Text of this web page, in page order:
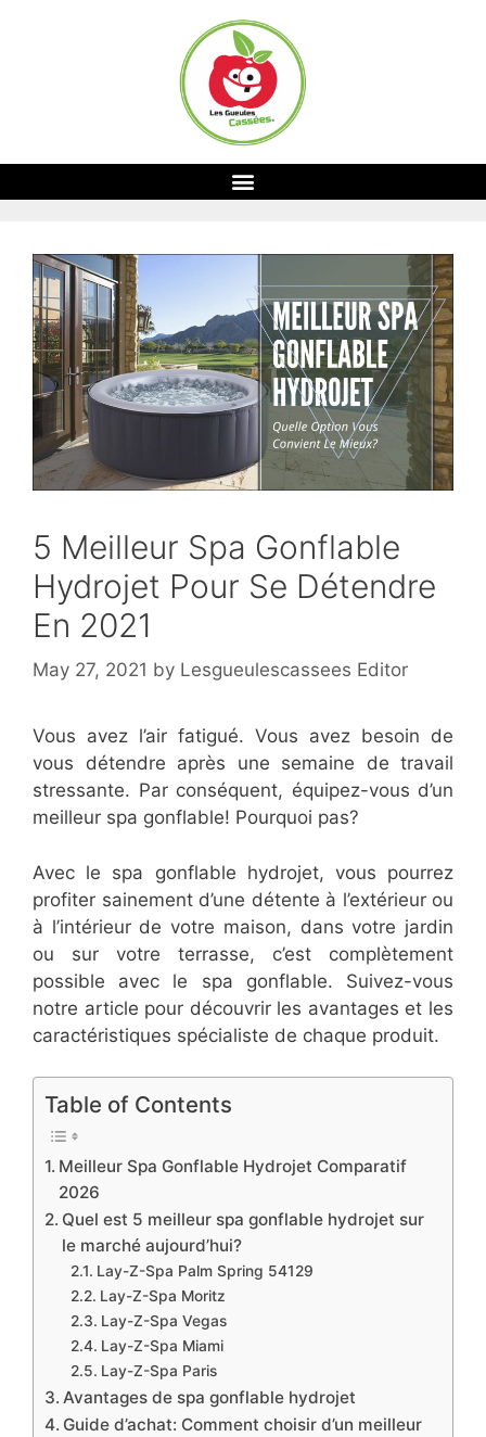
5 Meilleur Spa Gonflable
Hydrojet Pour Se Détendre
En 2021
May 27, 2021 by Lesgueulescassees Editor
Vous avez l’air fatigué. Vous avez besoin de
vous détendre après une semaine de travail
stressante. Par conséquent, équipez-vous d’un
meilleur spa gonflable! Pourquoi pas?
Avec le spa gonflable hydrojet, vous pourrez
profiter sainement d’une détente à l’extérieur ou
à l’intérieur de votre maison, dans votre jardin
ou sur votre terrasse, c’est complètement
possible avec le spa gonflable. Suivez-vous
notre article pour découvrir les avantages et les
caractéristiques spécialiste de chaque produit.
Table of Contents
Meilleur Spa Gonflable Hydrojet Comparatif
2026
Quel est 5 meilleur spa gonflable hydrojet sur
le marché aujourd’hui?
Lay-Z-Spa Palm Spring 54129
Lay-Z-Spa Moritz
Lay-Z-Spa Vegas
Lay-Z-Spa Miami
Lay-Z-Spa Paris
Avantages de spa gonflable hydrojet
Guide d’achat: Comment choisir d’un meilleur